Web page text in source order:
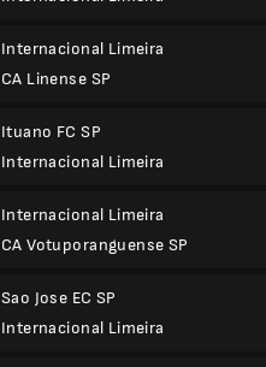
Internacional Limeira
CA Linense SP
Ituano FC SP
Internacional Limeira
Internacional Limeira
CA Votuporanguense SP
Sao Jose EC SP
Internacional Limeira